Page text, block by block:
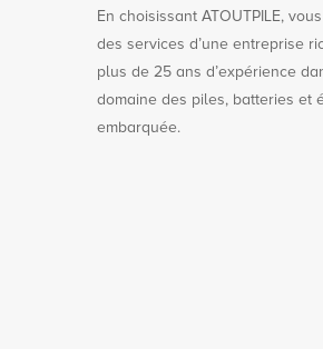
En choisissant ATOUTPILE,
des services d’une entreprise
plus de 25 ans d’expérience
domaine des piles, batteries et
embarquée.